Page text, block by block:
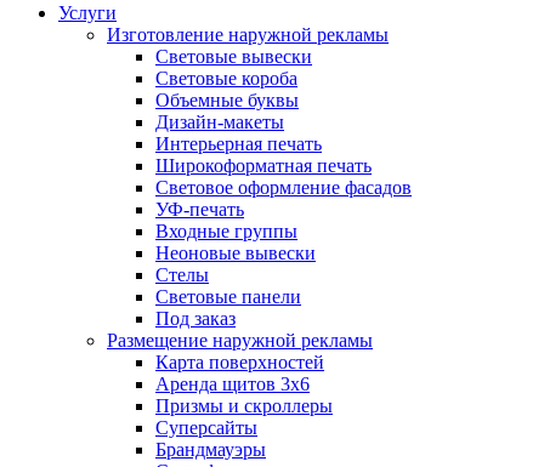
Услуги
Изготовление наружной рекламы
Световые вывески
Световые короба
Объемные буквы
Дизайн-макеты
Интерьерная печать
Широкоформатная печать
Световое оформление фасадов
УФ-печать
Входные группы
Неоновые вывески
Стелы
Световые панели
Под заказ
Размещение наружной рекламы
Карта поверхностей
Аренда щитов 3х6
Призмы и скроллеры
Суперсайты
Брандмауэры